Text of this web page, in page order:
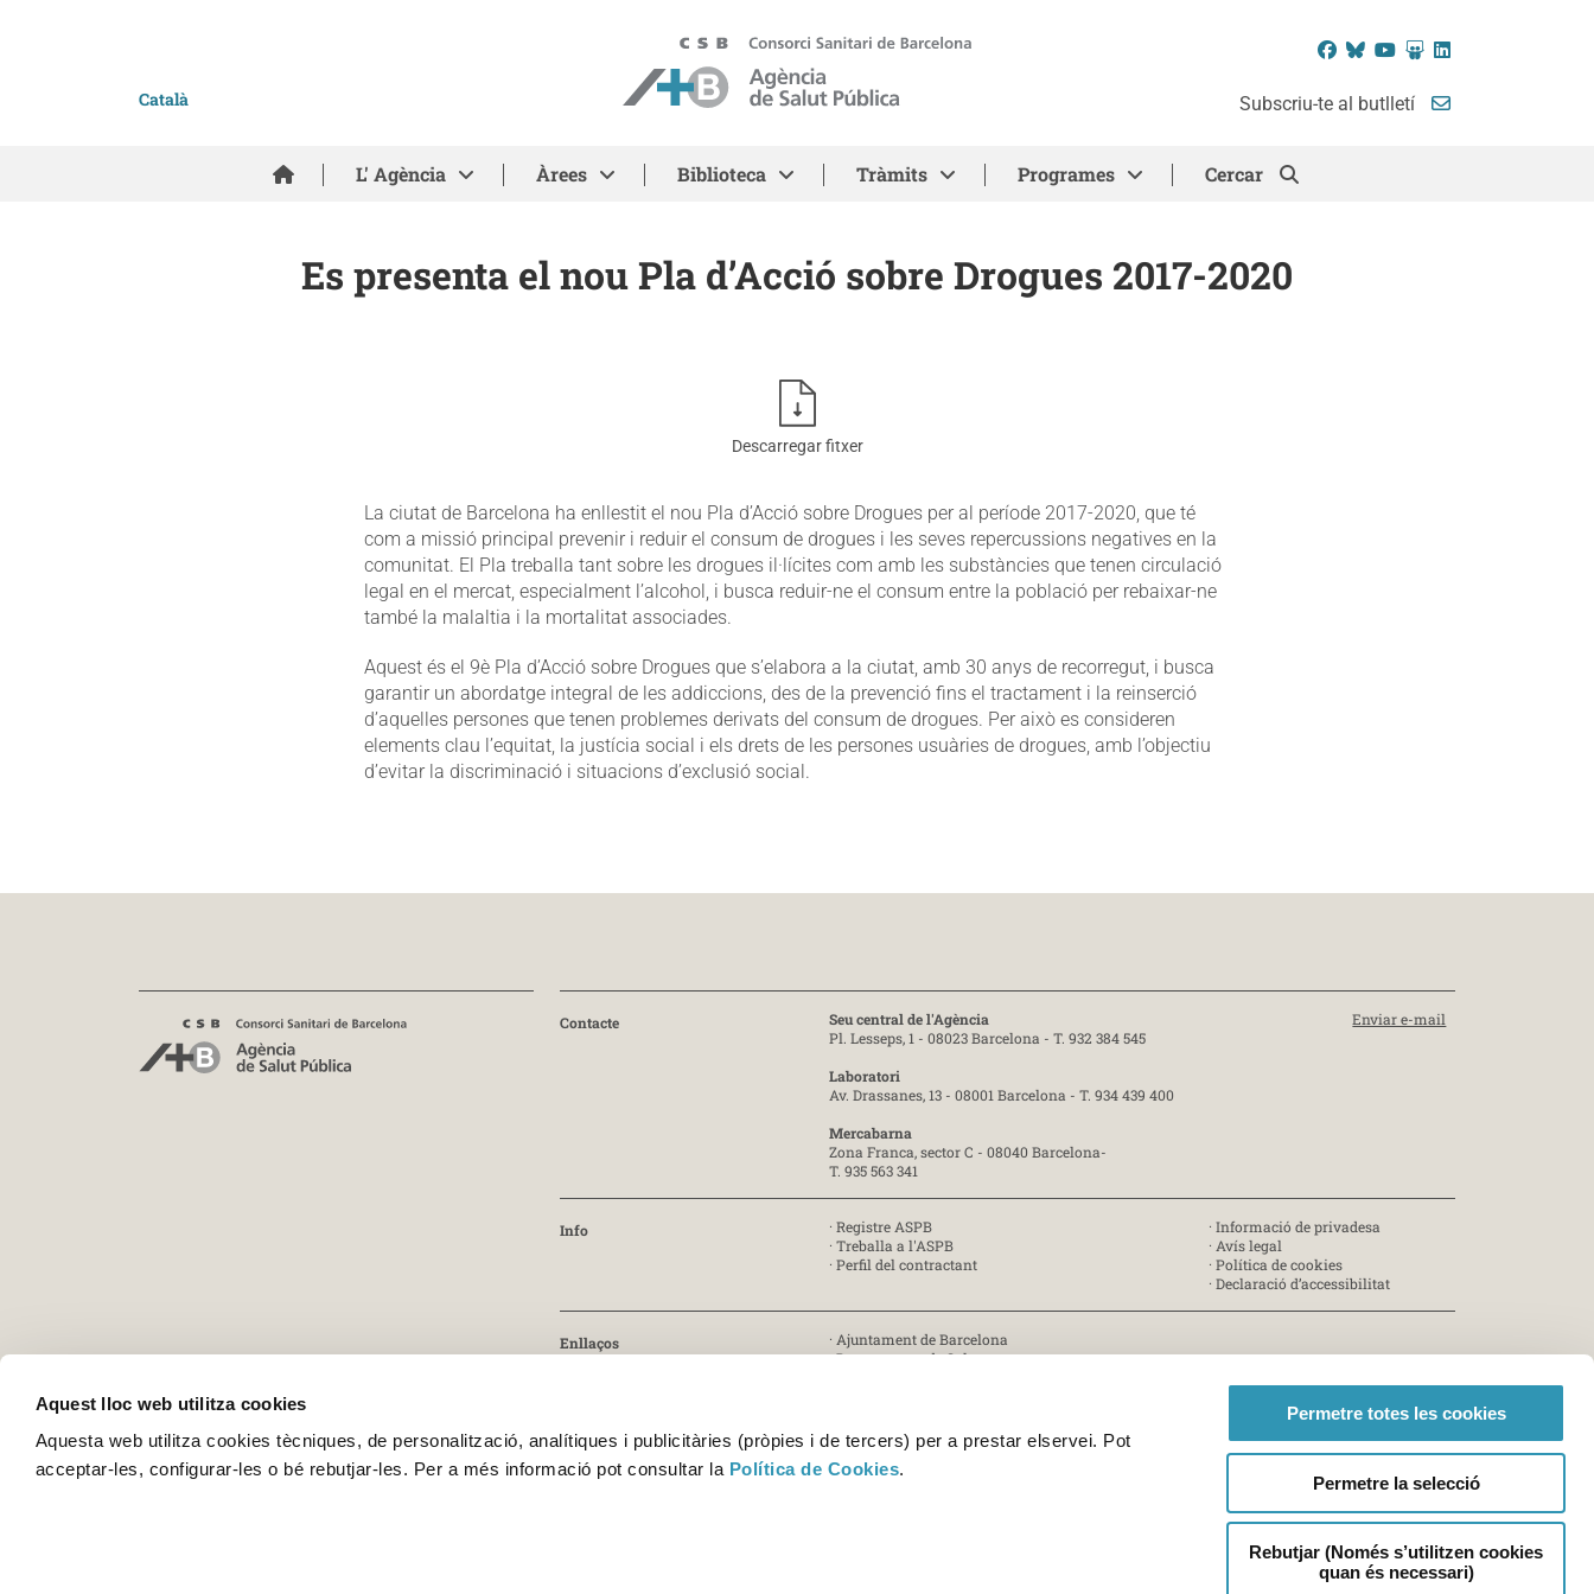
Aquest lloc web utilitza cookies
Aquesta web utilitza cookies tècniques, de personalització, analítiques i publicitàries (pròpies i de tercers) per a prestar elservei. Pot
acceptar-les, configurar-les o bé rebutjar-les. Per a més informació pot consultar la Política de Cookies.
Permetre totes les cookies
Permetre la selecció
Rebutjar (Només s’utilitzen cookies
quan és necessari)
Català
ASPB - Agència de Salut Pública de Barcelona Facebook
BlueskyYouTube
SlideShare
LinkedIn
Subscriu-te al butlletí
Inici L' Agència Àrees Biblioteca Tràmits Programes Cercar
Es presenta el nou Pla d’Acció sobre Drogues 2017-2020
Descarregar fitxer
La ciutat de Barcelona ha enllestit el nou Pla d’Acció sobre Drogues per al període 2017-2020, que té
com a missió principal prevenir i reduir el consum de drogues i les seves repercussions negatives en la
comunitat. El Pla treballa tant sobre les drogues il·lícites com amb les substàncies que tenen circulació
legal en el mercat, especialment l’alcohol, i busca reduir-ne el consum entre la població per rebaixar-ne
també la malaltia i la mortalitat associades.
Aquest és el 9è Pla d’Acció sobre Drogues que s’elabora a la ciutat, amb 30 anys de recorregut, i busca
garantir un abordatge integral de les addiccions, des de la prevenció fins el tractament i la reinserció
d’aquelles persones que tenen problemes derivats del consum de drogues. Per això es consideren
elements clau l’equitat, la justícia social i els drets de les persones usuàries de drogues, amb l’objectiu
d’evitar la discriminació i situacions d’exclusió social.
Contacte
Seu central de l'Agència
Pl. Lesseps, 1 - 08023 Barcelona - T. 932 384 545
Laboratori
Av. Drassanes, 13 - 08001 Barcelona - T. 934 439 400
Mercabarna
Zona Franca, sector C - 08040 Barcelona-
T. 935 563 341
Enviar e-mail
Info · Registre ASPB
· Treballa a l'ASPB
· Perfil del contractant
· Informació de privadesa
· Avís legal
· Política de cookies
· Declaració d’accessibilitat
Enllaços · Ajuntament de Barcelona
·Departament de Salut
Certificat
· Certificat ISO 9001:2015 [PDF]
· Certificat ISO 45001:2018 [PDF]
· Certificats UNE-EN ISO/IEC 17025